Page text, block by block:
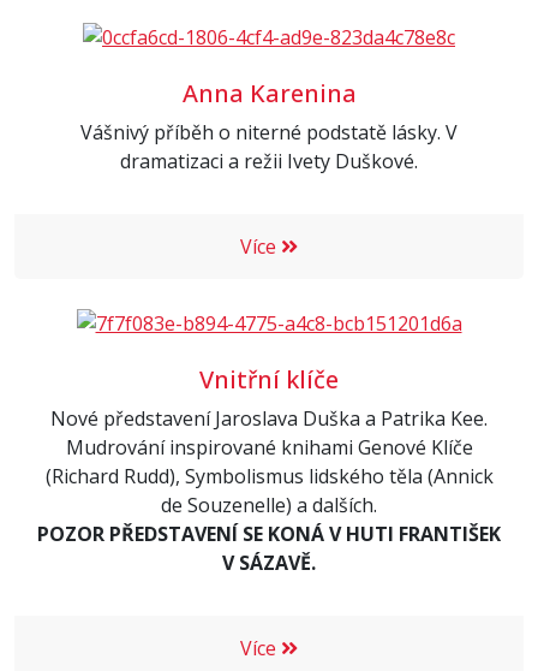
Anna Karenina
Vášnivý příběh o niterné podstatě lásky. V
dramatizaci a režii Ivety Duškové.
Více
Vnitřní klíče
Nové představení Jaroslava Duška a Patrika Kee.
Mudrování inspirované knihami Genové Klíče
(Richard Rudd), Symbolismus lidského těla (Annick
de Souzenelle) a dalších.
POZOR PŘEDSTAVENÍ SE KONÁ V HUTI FRANTIŠEK
V SÁZAVĚ.
Více